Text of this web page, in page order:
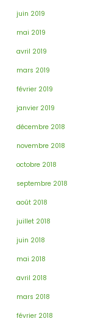
juin 2019
mai 2019
avril 2019
mars 2019
février 2019
janvier 2019
décembre 2018
novembre 2018
octobre 2018
septembre 2018
août 2018
juillet 2018
juin 2018
mai 2018
avril 2018
mars 2018
février 2018